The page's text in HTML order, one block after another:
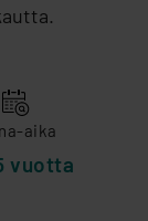
aika
vuotta